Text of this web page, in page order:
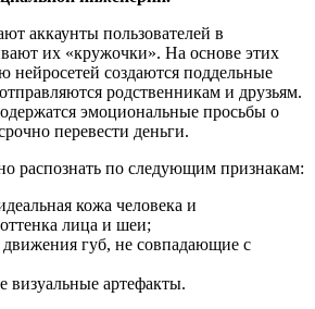
аккаунты пользователей в
их «кружочки». На основе этих
нейросетей создаются поддельные
родственникам и друзьям.
эмоциональные просьбы о
перевести деньги.
распознать по следующим признакам:
кожа человека и
лица и шеи;
движения губ, не совпадающие с
визуальные артефакты.